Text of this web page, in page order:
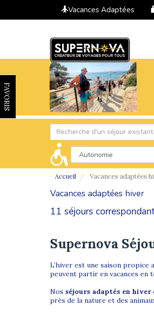
Vacances Adaptées
FAVORIS
Accueil Vacances adaptées
Vacances adaptées hiver
11 séjours
Supernova
L’hiver est une saison propice
peuvent partir en vacances en
Nos séjours adaptés en hiver
près de la nature et des